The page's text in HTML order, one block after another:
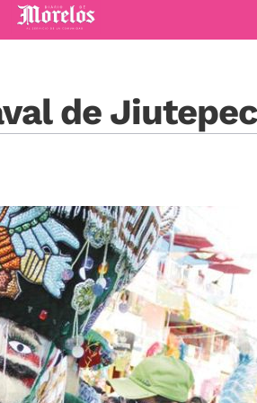
Diario de Morelos
de Jiutepec